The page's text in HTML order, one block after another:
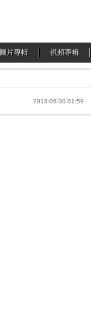
圖片專輯 視頻專輯
2013-06-30 01:59